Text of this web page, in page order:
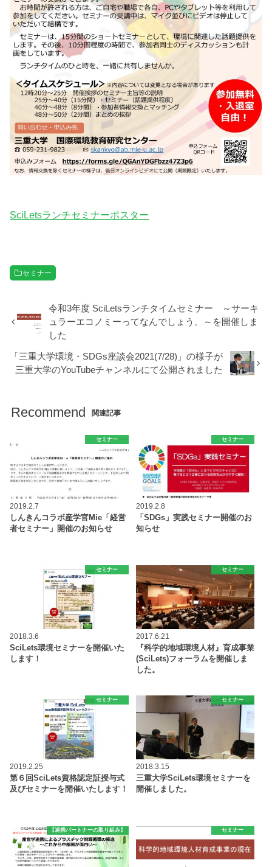
SciLetsランチセミナーポスター
セミナー
令和3年度 SciLetsランチタイムセミナー ～サーキ
ュラーエコノミーってなんでしょう。～を開催しま
した
「三重大学環境・SDGs座談会2021(7/28)」の様子が
三重大学のYouTubeチャンネルにて公開されました
Recommend 関連記事
セミナー
2019.2.7
しんきんコラボ産学官Mie「経営
者セミナー」開催のお知らせ
セミナー
2019.2.8
「SDGs」実践セミナー開催のお
知らせ
セミナー
2018.3.6
SciLets環境セミナーを開催いた
します！
セミナー
2017.6.21
『科学的地域環境人材』育成事業
(SciLets)フォーラムを開催しま
した。
セミナー
2019.2.25
第６回SciLets資格認定証授与式
及びセミナーを開催いたします！
セミナー
2018.3.15
三重大学SciLets環境セミナーを
開催しました。
【連携パートナーの取り組み】 セミナー